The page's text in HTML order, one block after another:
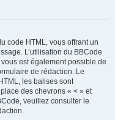
code HTML, vous offrant un
L’utilisation du BBCode
est également possible de
de rédaction. Le
les balises sont
des chevrons « < » et
veuillez consulter le